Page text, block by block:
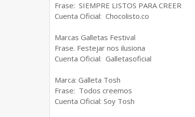
Frase: SIEMPRE LISTOS PARA CREER
Cuenta Oficial: Chocolisto.co
Marcas Galletas Festival
Frase. Festejar nos ilusiona
Cuenta Oficial: Galletasoficial
Marca: Galleta Tosh
Frase: Todos creemos
Cuenta Oficial: Soy Tosh